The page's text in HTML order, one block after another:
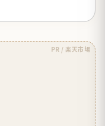
PR / 楽天市場